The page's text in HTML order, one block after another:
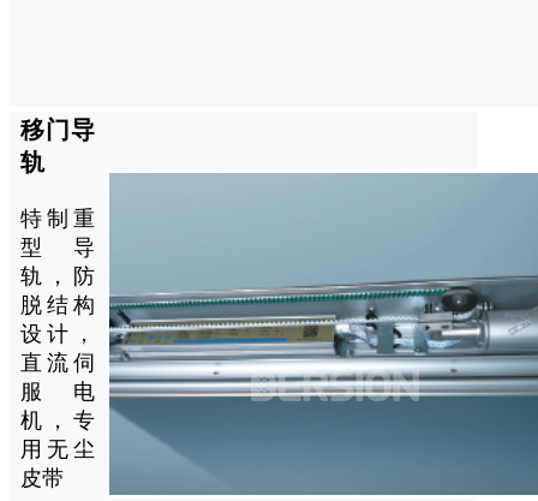
移门导
轨
特制重
型导
轨，防
脱结构
设计，
直流伺
服电
机，专
用无尘
皮带